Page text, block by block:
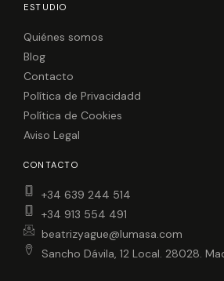
ESTUDIO
Quiénes somos
Blog
Contacto
Política de Privacidadd
Política de Cookies
Aviso Legal
CONTACTO
+34 639 244 514
+34 913 554 491
beatrizyague@lumasa.com
Sancho Dávila, 12 Local. 28028.